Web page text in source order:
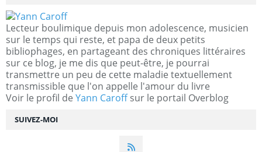
SUIVEZ-MOI
Lecteur boulimique depuis mon adolescence, musicien
sur le temps qui reste, et papa de deux petits
bibliophages, en partageant des chroniques littéraires
sur ce blog, je me dis que peut-être, je pourrai
transmettre un peu de cette maladie textuellement
transmissible que l'on appelle l'amour du livre
Voir le profil de Yann Caroffsur le portail Overblog